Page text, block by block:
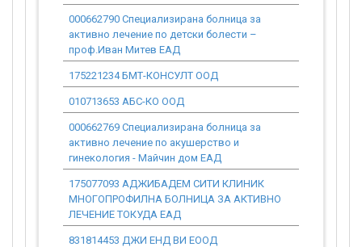
000662790 Специализирана болница за
активно лечение по детски болести –
проф.Иван Митев ЕАД
175221234 БМТ-КОНСУЛТ ООД
010713653 АБС-КО ООД
000662769 Специализирана болница за
активно лечение по акушерство и
гинекология - Майчин дом ЕАД
175077093 АДЖИБАДЕМ СИТИ КЛИНИК
МНОГОПРОФИЛНА БОЛНИЦА ЗА АКТИВНО
ЛЕЧЕНИЕ ТОКУДА ЕАД
831814453 ДЖИ ЕНД ВИ ЕООД